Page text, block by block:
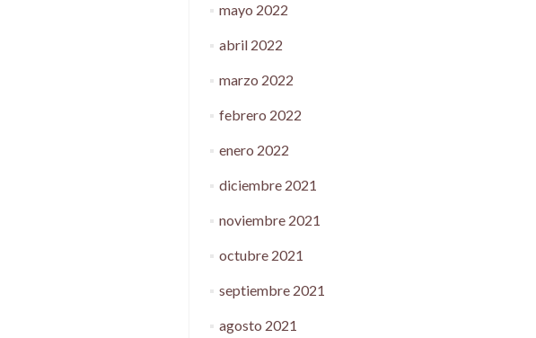
mayo 2022
abril 2022
marzo 2022
febrero 2022
enero 2022
diciembre 2021
noviembre 2021
octubre 2021
septiembre 2021
agosto 2021